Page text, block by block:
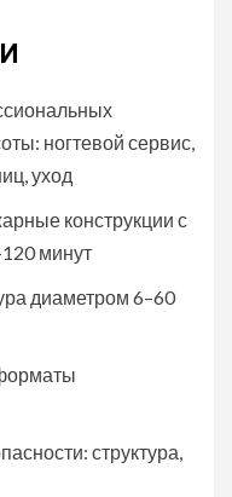
ногтевой сервис,
уход
конструкции с
минут
диаметром 6–60
структура,